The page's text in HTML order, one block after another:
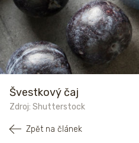
Švestkový čaj
Zdroj: Shutterstock
Zpět na článek